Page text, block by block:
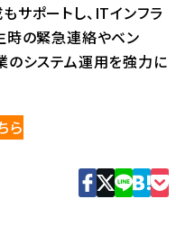
ポートし、ITインフラ
時の緊急連絡やベン
のシステム運用を強力に
ら